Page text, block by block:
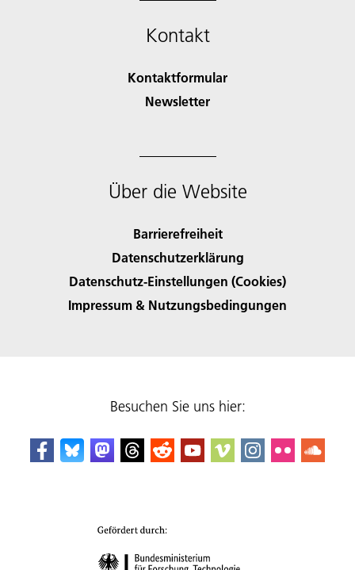
Kontakt
Kontaktformular
Newsletter
Über die Website
Barrierefreiheit
Datenschutzerklärung
Datenschutz-Einstellungen (Cookies)
Impressum & Nutzungsbedingungen
Besuchen Sie uns hier: